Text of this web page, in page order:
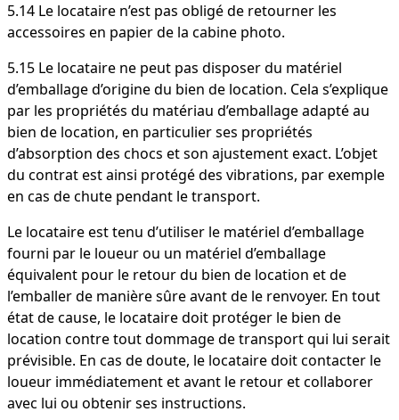
5.14 Le locataire n’est pas obligé de retourner les
accessoires en papier de la cabine photo.
5.15 Le locataire ne peut pas disposer du matériel
d’emballage d’origine du bien de location. Cela s’explique
par les propriétés du matériau d’emballage adapté au
bien de location, en particulier ses propriétés
d’absorption des chocs et son ajustement exact. L’objet
du contrat est ainsi protégé des vibrations, par exemple
en cas de chute pendant le transport.
Le locataire est tenu d’utiliser le matériel d’emballage
fourni par le loueur ou un matériel d’emballage
équivalent pour le retour du bien de location et de
l’emballer de manière sûre avant de le renvoyer. En tout
état de cause, le locataire doit protéger le bien de
location contre tout dommage de transport qui lui serait
prévisible. En cas de doute, le locataire doit contacter le
loueur immédiatement et avant le retour et collaborer
avec lui ou obtenir ses instructions.